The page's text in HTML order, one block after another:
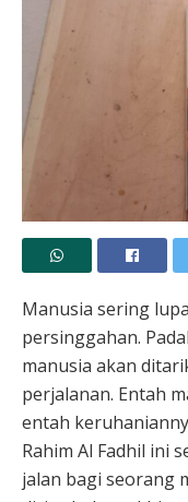
Manusia sering
persinggahan.
manusia akan
perjalanan. Entah
entah
Rahim Al Fadhil ini
jalan bagi seorang